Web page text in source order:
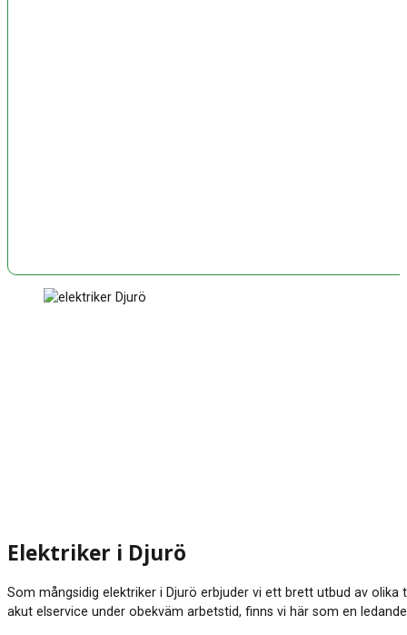
Elektriker i Djurö
Som mångsidig elektriker i Djurö erbjuder vi ett brett utbud av
akut elservice under obekväm arbetstid, finns vi här som en